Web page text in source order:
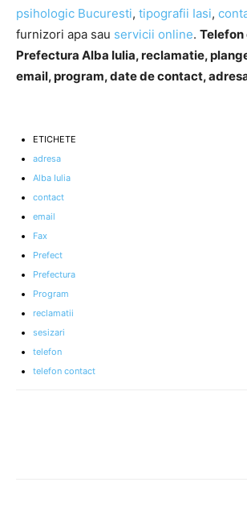
psihologic Bucuresti, tipografii Iasi,
furnizori apa sau servicii online.
Prefectura Alba Iulia, reclamatie,
email, program, date de contact,
ETICHETE
adresa
Alba Iulia
contact
email
Fax
Prefect
Prefectura
Program
reclamatii
sesizari
telefon
telefon contact